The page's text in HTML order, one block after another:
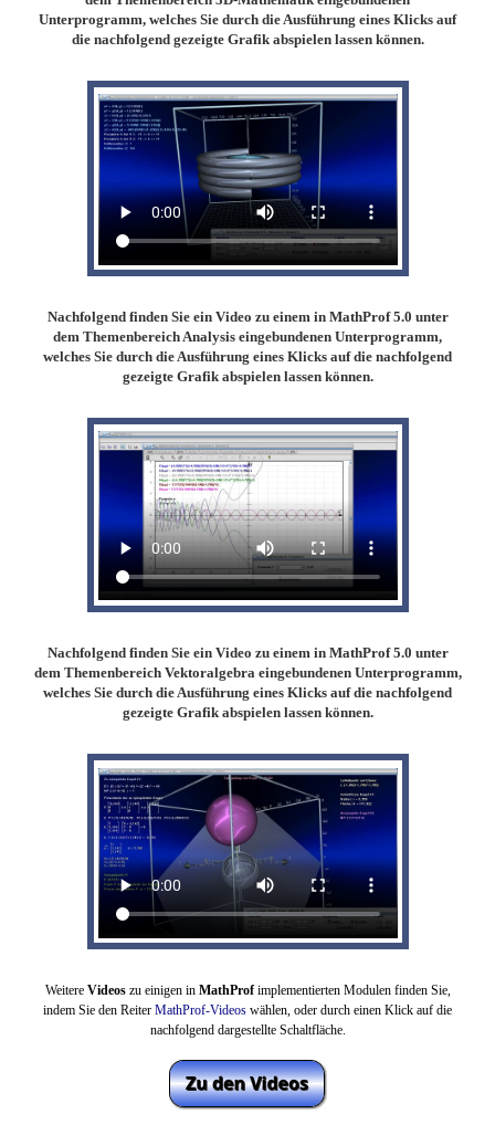
Unterprogramm, welches Sie durch die Ausführung eines Klicks auf
die nachfolgend gezeigte Grafik abspielen lassen können.
Nachfolgend finden Sie ein Video zu einem in MathProf 5.0 unter
dem Themenbereich Analysis eingebundenen Unterprogramm,
welches Sie durch die Ausführung eines Klicks auf die nachfolgend
gezeigte Grafik abspielen lassen können.
Nachfolgend finden Sie ein Video zu einem in MathProf 5.0 unter
dem Themenbereich Vektoralgebra eingebundenen Unterprogramm,
welches Sie durch die Ausführung eines Klicks auf die nachfolgend
gezeigte Grafik abspielen lassen können.
Weitere Videos zu einigen in MathProfimplementierten Modulen finden Sie,
indem Sie den Reiter MathProf-Videos wählen, oder durch einen Klick auf die
nachfolgend dargestellte Schaltfläche.